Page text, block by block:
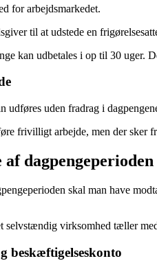
for arbejdsmarkedet.
til at udstede en
kan udbetales i op til 30 uger.
udføres uden fradrag i
frivilligt arbejde, men der sker
dagpengeperioden
skal man have
selvstændig virksomhed tæller
beskæftigelseskonto